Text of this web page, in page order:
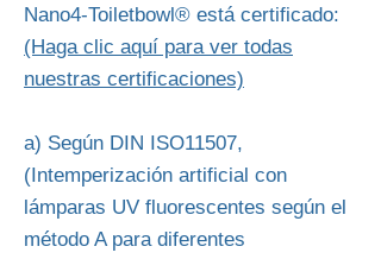
Nano4-Toiletbowl® está certificado:
(Haga clic aquí para ver todas
nuestras certificaciones)
a) Según DIN ISO11507,
(Intemperización artificial con
lámparas UV fluorescentes según el
método A para diferentes